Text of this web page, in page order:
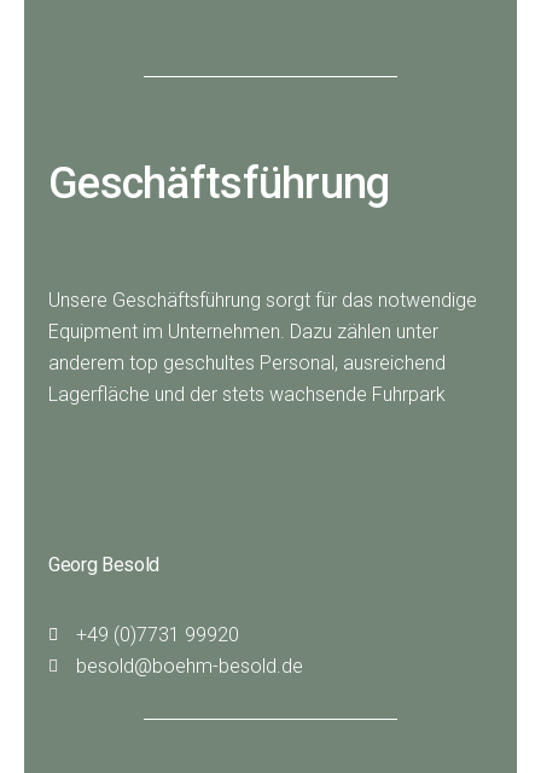
Geschäftsführung
Unsere Geschäftsführung sorgt für das notwendige
Equipment im Unternehmen. Dazu zählen unter
anderem top geschultes Personal, ausreichend
Lagerfläche und der stets wachsende Fuhrpark
Georg Besold
+49 (0)7731 99920
besold@boehm-besold.de